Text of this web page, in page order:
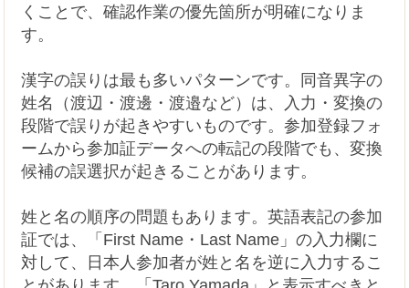
くことで、確認作業の優先箇所が明確になりま
す。
漢字の誤りは最も多いパターンです。同音異字の
姓名（渡辺・渡邊・渡邉など）は、入力・変換の
段階で誤りが起きやすいものです。参加登録フォ
ームから参加証データへの転記の段階でも、変換
候補の誤選択が起きることがあります。
姓と名の順序の問題もあります。英語表記の参加
証では、「First Name・Last Name」の入力欄に
対して、日本人参加者が姓と名を逆に入力するこ